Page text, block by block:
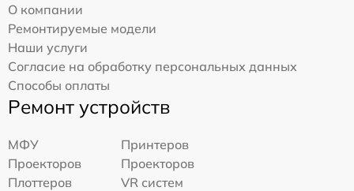
О компании
Ремонтируемые модели
Наши услуги
Согласие на обработку персональных данных
Способы оплаты
Ремонт устройств
МФУ
Принтеров
Проекторов
Проекторов
Плоттеров
VR систем